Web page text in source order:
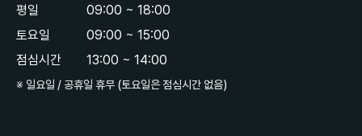
평일
토요일
점심시간
09:00 ~ 18:00
09:00 ~ 15:00
13:00 ~ 14:00
※ 일요일 / 공휴일 휴무 (토요일은 점심시간 없음)